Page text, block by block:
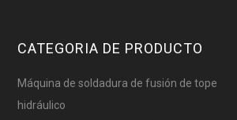
CATEGORIA DE PRODUCTO
Máquina de soldadura de fusión de tope
hidráulico